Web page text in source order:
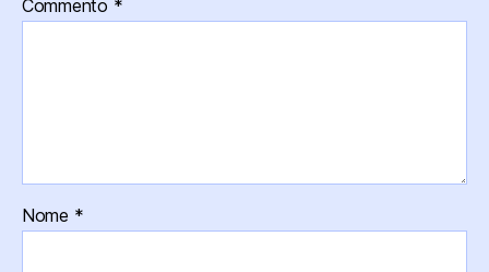
Commento *
Nome *